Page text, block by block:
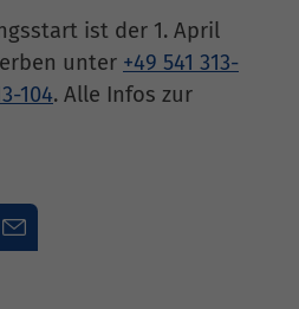
ist der 1. April
unter +49 541 313-
104. Alle Infos zur